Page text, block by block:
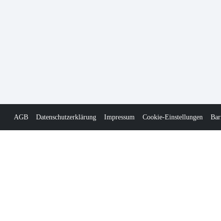
AGB Datenschutzerklärung Impressum Cookie-Einstellungen